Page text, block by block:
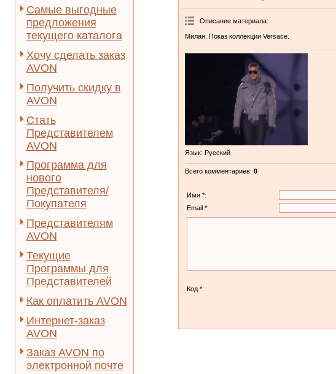
Самые выгодные
предложения
текущего каталога
Хочу сделать заказ
AVON
Получить скидку в
AVON
Стать
Представителем
AVON
Программа для
нового
Представителя/
Покупателя
Представителям
AVON
Текущие
Программы для
Представителей
Как оплатить AVON
Интернет-заказ
AVON
Заказ AVON по
электронной почте
Описание материала:
Милан. Показ коллекции Versace.
Язык: Русский
Всего комментариев: 0
Имя *:
Email *:
Код *: